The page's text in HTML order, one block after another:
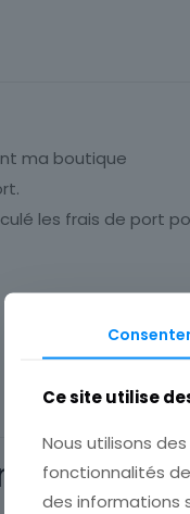
ma boutique
les frais de port
Cartes Postale
Origine
Pays
Ce site utilise
Nous utilisons
fonctionnalités
des informations